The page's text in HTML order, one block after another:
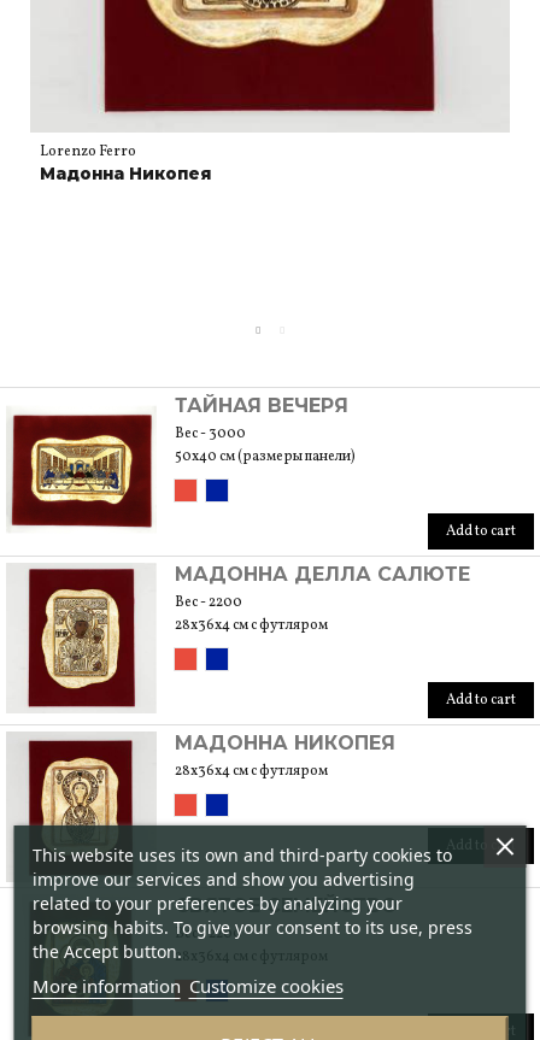
Lorenzo Ferro
Мадонна Никопея
ТАЙНАЯ ВЕЧЕРЯ
Вес - 3000
50x40 см (размеры панели)
Add to cart
МАДОННА ДЕЛЛА САЛЮТЕ
Вес - 2200
28x36x4 см с футляром
Add to cart
МАДОННА НИКОПЕЯ
28x36x4 см с футляром
Add to cart
СВЯТОЕ СЕМЕЙСТВО
Вес - 2200
28x36x4 см с футляром
Add to cart
This website uses its own and third-party cookies to
improve our services and show you advertising
related to your preferences by analyzing your
browsing habits. To give your consent to its use, press
the Accept button.
More information Customize cookies